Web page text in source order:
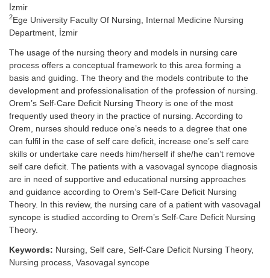
İzmir
2Ege University Faculty Of Nursing, Internal Medicine Nursing
Department, İzmir
The usage of the nursing theory and models in nursing care
process offers a conceptual framework to this area forming a
basis and guiding. The theory and the models contribute to the
development and professionalisation of the profession of nursing.
Orem’s Self-Care Deficit Nursing Theory is one of the most
frequently used theory in the practice of nursing. According to
Orem, nurses should reduce one’s needs to a degree that one
can fulfil in the case of self care deficit, increase one’s self care
skills or undertake care needs him/herself if she/he can’t remove
self care deficit. The patients with a vasovagal syncope diagnosis
are in need of supportive and educational nursing approaches
and guidance according to Orem’s Self-Care Deficit Nursing
Theory. In this review, the nursing care of a patient with vasovagal
syncope is studied according to Orem’s Self-Care Deficit Nursing
Theory.
Keywords: Nursing, Self care, Self-Care Deficit Nursing Theory,
Nursing process, Vasovagal syncope